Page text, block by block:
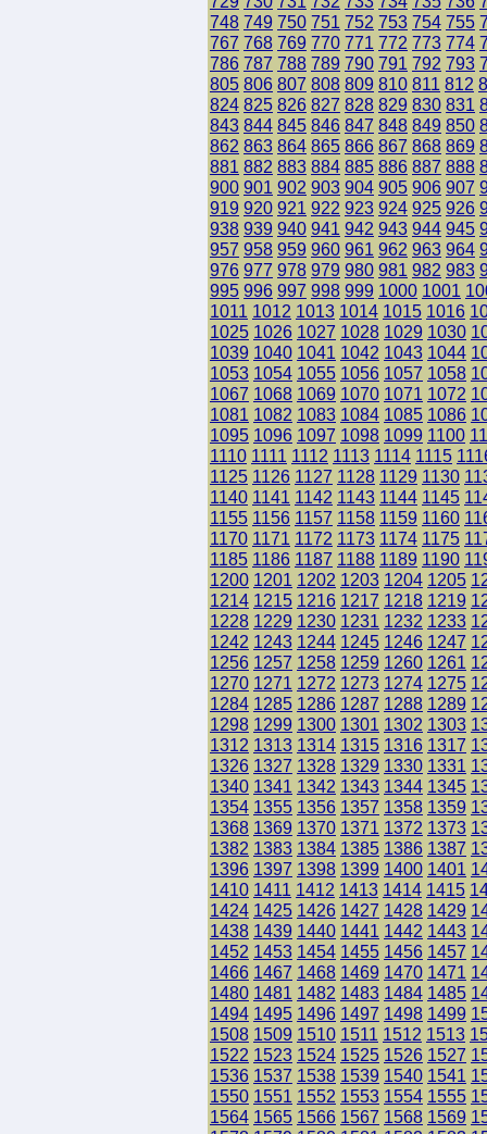
748 749 750 751 752 753 754 755
767 768 769 770 771 772 773 774
786 787 788 789 790 791 792 793
805 806 807 808 809 810 811 812
824 825 826 827 828 829 830 831
843 844 845 846 847 848 849 850
862 863 864 865 866 867 868 869
881 882 883 884 885 886 887 888
900 901 902 903 904 905 906 907
919 920 921 922 923 924 925 926
938 939 940 941 942 943 944 945
957 958 959 960 961 962 963 964
976 977 978 979 980 981 982 983
995 996 997 998 999 1000 1001
1011 1012 1013 1014 1015 1016
1025 1026 1027 1028 1029 1030
1039 1040 1041 1042 1043 1044
1053 1054 1055 1056 1057 1058
1067 1068 1069 1070 1071 1072
1081 1082 1083 1084 1085 1086
1095 1096 1097 1098 1099 1100
1110 1111 1112 1113 1114 1115
1125 1126 1127 1128 1129 1130
1140 1141 1142 1143 1144 1145
1155 1156 1157 1158 1159 1160
1170 1171 1172 1173 1174 1175
1185 1186 1187 1188 1189 1190
1200 1201 1202 1203 1204 1205
1214 1215 1216 1217 1218 1219
1228 1229 1230 1231 1232 1233
1242 1243 1244 1245 1246 1247
1256 1257 1258 1259 1260 1261
1270 1271 1272 1273 1274 1275
1284 1285 1286 1287 1288 1289
1298 1299 1300 1301 1302 1303
1312 1313 1314 1315 1316 1317
1326 1327 1328 1329 1330 1331
1340 1341 1342 1343 1344 1345
1354 1355 1356 1357 1358 1359
1368 1369 1370 1371 1372 1373
1382 1383 1384 1385 1386 1387
1396 1397 1398 1399 1400 1401
1410 1411 1412 1413 1414 1415
1424 1425 1426 1427 1428 1429
1438 1439 1440 1441 1442 1443
1452 1453 1454 1455 1456 1457
1466 1467 1468 1469 1470 1471
1480 1481 1482 1483 1484 1485
1494 1495 1496 1497 1498 1499
1508 1509 1510 1511 1512 1513
1522 1523 1524 1525 1526 1527
1536 1537 1538 1539 1540 1541
1550 1551 1552 1553 1554 1555
1564 1565 1566 1567 1568 1569